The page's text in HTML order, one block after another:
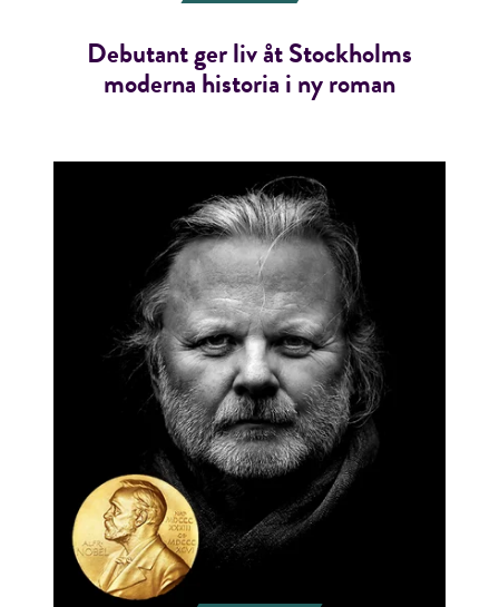
Debutant ger liv åt Stockholms
moderna historia i ny roman